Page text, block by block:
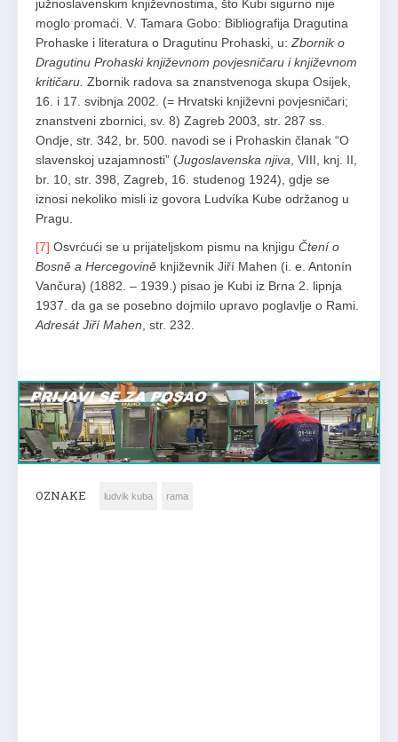
južnoslavenskim književnostima, što Kubi sigurno nije
moglo promaći. V. Tamara Gobo: Bibliografija Dragutina
Prohaske i literatura o Dragutinu Prohaski, u:Zbornik o
Dragutinu Prohaski književnom povjesničaru i književnom
kritičaru. Zbornik radova sa znanstvenoga skupa Osijek,
16. i 17. svibnja 2002. (= Hrvatski književni povjesničari;
znanstveni zbornici, sv. 8) Zagreb 2003, str. 287 ss.
Ondje, str. 342, br. 500. navodi se i Prohaskin članak “O
slavenskoj uzajamnosti” (Jugoslavenska njiva, VIII, knj. II,
br. 10, str. 398, Zagreb, 16. studenog 1924), gdje se
iznosi nekoliko misli iz govora Ludvíka Kube održanog u
Pragu.
[7] Osvrćući se u prijateljskom pismu na knjigu Čtení o
Bosně a Hercegovině književnik Jiří Mahen (i. e. Antonín
Vančura) (1882. – 1939.) pisao je Kubi iz Brna 2. lipnja
1937. da ga se posebno dojmilo upravo poglavlje o Rami.
Adresát Jiří Mahen, str. 232.
OZNAKE ludvik kuba rama